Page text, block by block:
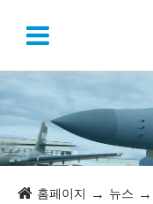
홈페이지 뉴스